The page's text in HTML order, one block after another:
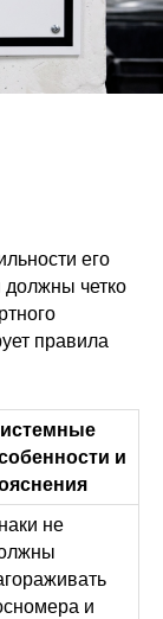
его
четко
правила
и
не
и